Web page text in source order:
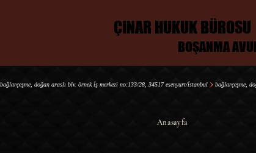
ÇINAR HUKUK BÜROSU
ÇINAR HUKUK BÜROSU
BOŞANMA
BOŞANMA
bağlarçeşme, doğan araslı blv. örnek i̇ş merkezi no:133/28, 34517 esenyurt/i̇stanbul
Anasayfa